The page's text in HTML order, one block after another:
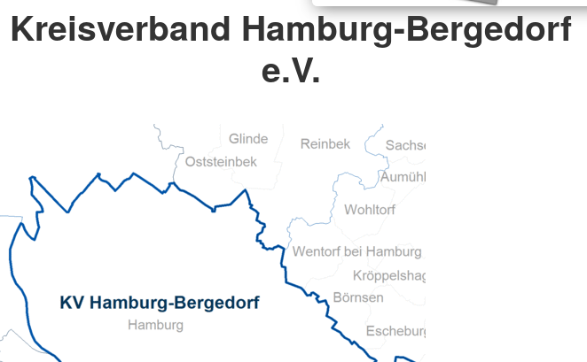
Kreisverband Hamburg-Bergedorf
e.V.